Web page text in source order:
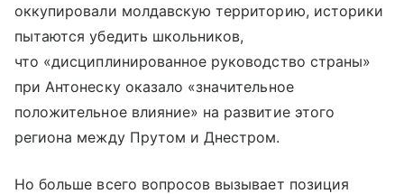
оккупировали молдавскую территорию, историки
пытаются убедить школьников,
что «дисциплинированное руководство страны»
при Антонеску оказало «значительное
положительное влияние» на развитие этого
региона между Прутом и Днестром.
Но больше всего вопросов вызывает позиция